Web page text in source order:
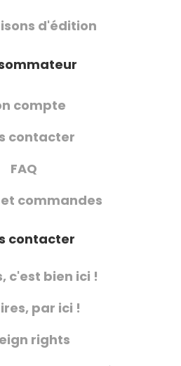
d'édition
compte
contacter
FAQ
commandes
contacter
c'est bien ici !
par ici !
rights